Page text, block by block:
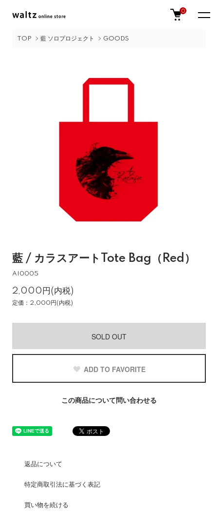
0
TOP 藍 ソロプロジェクト GOODS
藍 / カラスアートTote Bag（Red）
AI0005
2,000円(内税)
定価：2,000円(内税)
SOLD OUT
ADD TO FAVORITE
この商品について問い合わせる
返品について
特定商取引法に基づく表記
買い物を続ける